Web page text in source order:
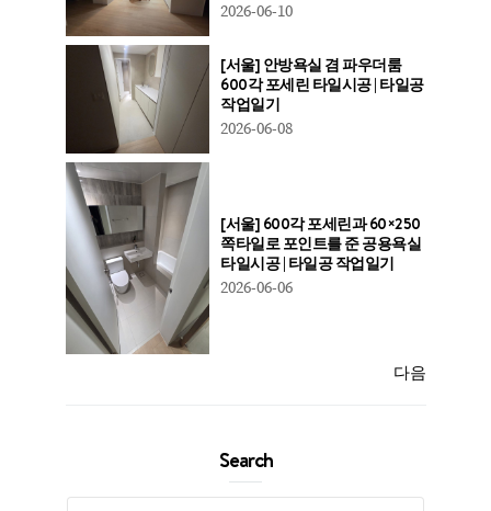
2026-06-10
[서울] 안방욕실 겸 파우더룸
600각 포세린 타일시공 | 타일공
작업일기
2026-06-08
[서울] 600각 포세린과 60×250
쪽타일로 포인트를 준 공용욕실
타일시공 | 타일공 작업일기
2026-06-06
다음
Search